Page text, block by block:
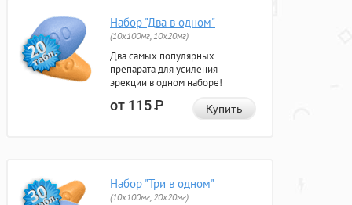
Набор "Два в одном"
(10x100мг, 10x20мг)
Два самых популярных
препарата для усиления
эрекции в одном наборе!
от 115Р Купить
Набор "Три в одном"
(10x100мг, 20x20мг)